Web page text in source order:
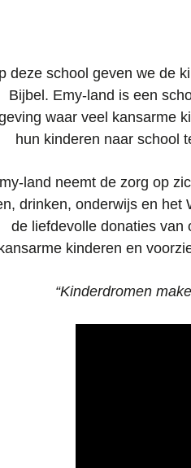
deze school geven we de
Bijbel. Emy-land is een
waar veel kansarme
hun kinderen naar school
land neemt de zorg op
drinken, onderwijs en het
de liefdevolle donaties van
kansarme kinderen en
“Kinderdromen